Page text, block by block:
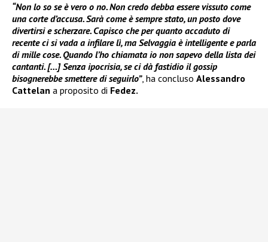
“Non lo so se è vero o no. Non credo debba essere vissuto come
una corte d’accusa. Sarà come è sempre stato, un posto dove
divertirsi e scherzare. Capisco che per quanto accaduto di
recente ci si vada a infilare lì, ma Selvaggia è intelligente e parla
di mille cose. Quando l’ho chiamata io non sapevo della lista dei
cantanti. […] Senza ipocrisia, se ci dà fastidio il gossip
bisognerebbe smettere di seguirlo”, ha concluso Alessandro
Cattelan a proposito di Fedez.